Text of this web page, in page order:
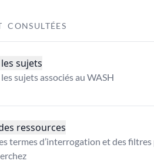
CONSULTÉES
sujets
sujets associés au WASH
ressources
termes d’interrogation et des